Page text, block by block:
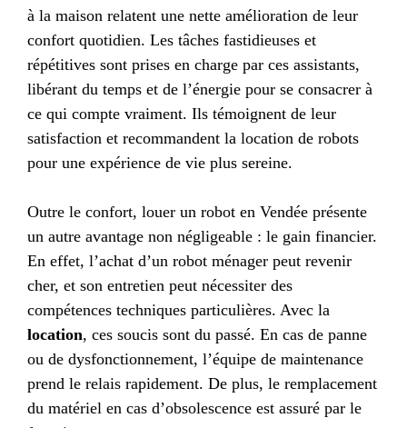
à la maison relatent une nette amélioration de leur
confort quotidien. Les tâches fastidieuses et
répétitives sont prises en charge par ces assistants,
libérant du temps et de l’énergie pour se consacrer à
ce qui compte vraiment. Ils témoignent de leur
satisfaction et recommandent la location de robots
pour une expérience de vie plus sereine.
Outre le confort, louer un robot en Vendée présente
un autre avantage non négligeable : le gain financier.
En effet, l’achat d’un robot ménager peut revenir
cher, et son entretien peut nécessiter des
compétences techniques particulières. Avec la
location, ces soucis sont du passé. En cas de panne
ou de dysfonctionnement, l’équipe de maintenance
prend le relais rapidement. De plus, le remplacement
du matériel en cas d’obsolescence est assuré par le